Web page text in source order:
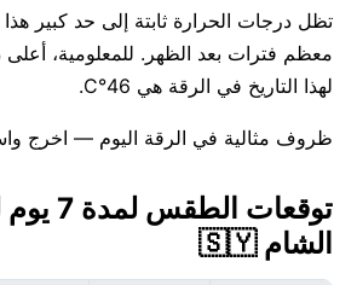
معظم فترات بعد الظهر. للمعلومية،
لهذا التاريخ في الرقة هي 46°C.
ظروف مثالية في الرقة اليوم — اخرج
توقعات
الشام 🇸🇾